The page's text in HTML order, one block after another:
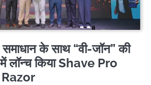
के साथ “वी-जॉन” की
लॉन्च किया Shave Pro